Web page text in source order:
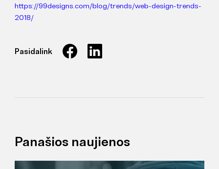
https://99designs.com/blog/trends/web-design-trends-
2018/
Pasidalink
Panašios naujienos